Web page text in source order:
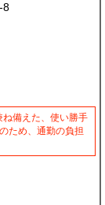
8
備えた、使い勝手
ため、通勤の負担